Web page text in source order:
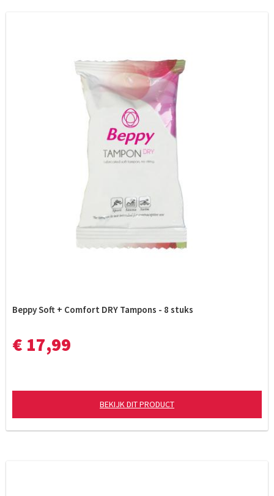
Beppy Soft + Comfort DRY Tampons - 8 stuks
€ 17,99
BEKIJK DIT PRODUCT